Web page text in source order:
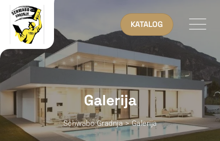
KATALOG
Galerija
Schwabo Gradnja>Galerija